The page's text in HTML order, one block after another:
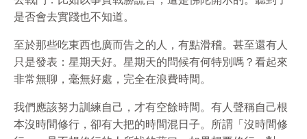
是否會去實踐也不知道。
至於那些吃東西也廣而告之的人，有點滑稽。甚至還有人
只是發表：星期天好。星期天的問候有何特別嗎？看起來
非常無聊，毫無好處，完全在浪費時間。
我們應該努力訓練自己，才有空餘時間。有人聲稱自己根
本沒時間修行，卻有大把的時間混日子。所謂「沒時間修